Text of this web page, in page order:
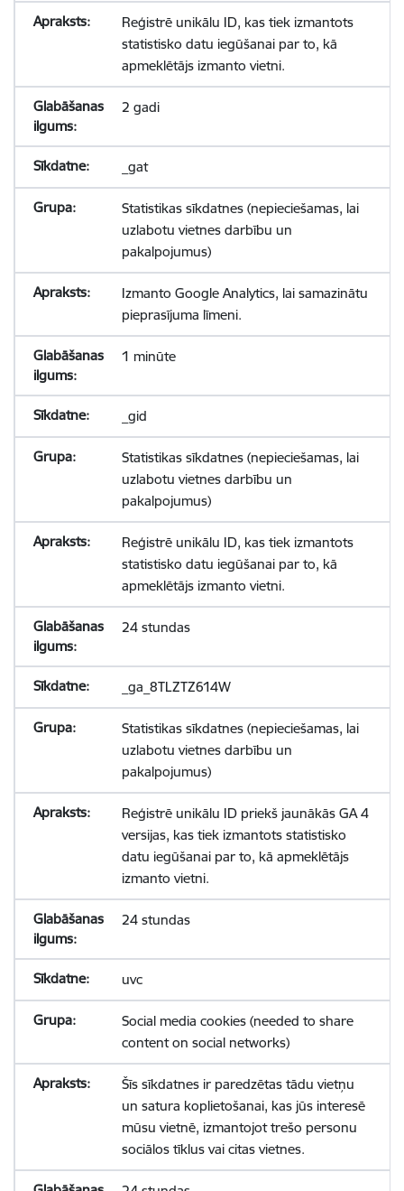
Reģistrē unikālu ID, kas tiek izmantots
statistisko datu iegūšanai par to, kā
apmeklētājs izmanto vietni.
2 gadi
_gat
Statistikas sīkdatnes (nepieciešamas, lai
uzlabotu vietnes darbību un
pakalpojumus)
Izmanto Google Analytics, lai samazinātu
pieprasījuma līmeni.
1 minūte
_gid
Statistikas sīkdatnes (nepieciešamas, lai
uzlabotu vietnes darbību un
pakalpojumus)
Reģistrē unikālu ID, kas tiek izmantots
statistisko datu iegūšanai par to, kā
apmeklētājs izmanto vietni.
24 stundas
_ga_8TLZTZ614W
Statistikas sīkdatnes (nepieciešamas, lai
uzlabotu vietnes darbību un
pakalpojumus)
Reģistrē unikālu ID priekš jaunākās GA 4
versijas, kas tiek izmantots statistisko
datu iegūšanai par to, kā apmeklētājs
izmanto vietni.
24 stundas
uvc
Social media cookies (needed to share
content on social networks)
Šīs sīkdatnes ir paredzētas tādu vietņu
un satura koplietošanai, kas jūs interesē
mūsu vietnē, izmantojot trešo personu
sociālos tīklus vai citas vietnes.